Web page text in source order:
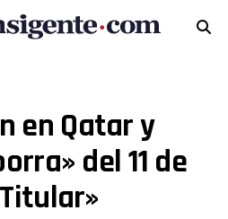
en Qatar y
del 11 de